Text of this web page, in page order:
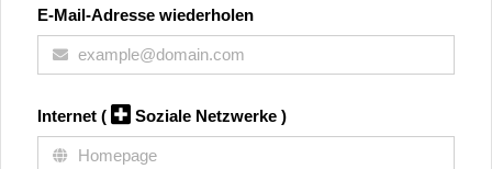
E-Mail-Adresse wiederholen
Internet ( Soziale Netzwerke )